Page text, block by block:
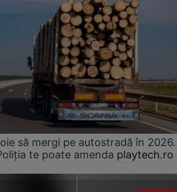
să mergi pe autostradă în 2026.
te poate amenda playtech.ro